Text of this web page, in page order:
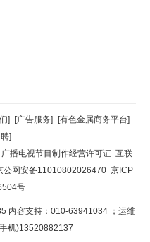
]- [广告服务]- [有色金属商务平台]-
]
广播电视节目制作经营许可证 互联
公网安备11010802026470 京ICP
号
内容支持：010-63941034 ；运维
机)13520882137